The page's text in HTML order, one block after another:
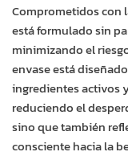
Comprometidos con
está formulado sin
minimizando el
envase está
ingredientes activos
reduciendo el
sino que también
consciente hacia la